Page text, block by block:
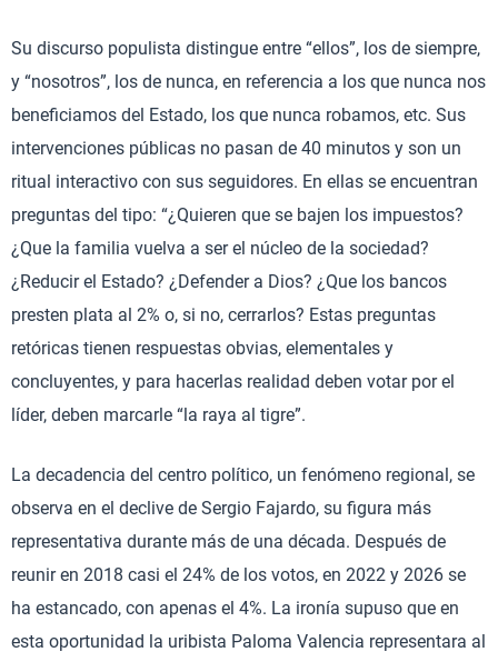
Su discurso populista distingue entre “ellos”, los de siempre,
y “nosotros”, los de nunca, en referencia a los que nunca nos
beneficiamos del Estado, los que nunca robamos, etc. Sus
intervenciones públicas no pasan de 40 minutos y son un
ritual interactivo con sus seguidores. En ellas se encuentran
preguntas del tipo: “¿Quieren que se bajen los impuestos?
¿Que la familia vuelva a ser el núcleo de la sociedad?
¿Reducir el Estado? ¿Defender a Dios? ¿Que los bancos
presten plata al 2% o, si no, cerrarlos? Estas preguntas
retóricas tienen respuestas obvias, elementales y
concluyentes, y para hacerlas realidad deben votar por el
líder, deben marcarle “la raya al tigre”.
La decadencia del centro político, un fenómeno regional, se
observa en el declive de Sergio Fajardo, su figura más
representativa durante más de una década. Después de
reunir en 2018 casi el 24% de los votos, en 2022 y 2026 se
ha estancado, con apenas el 4%. La ironía supuso que en
esta oportunidad la uribista Paloma Valencia representara al